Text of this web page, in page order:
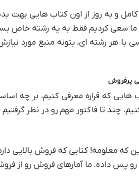
کامل و به روز از اون کتاب هایی
سعی کردیم فقط به یه رشته خاص
هر رشته ای، بتونه منبع مورد
پرفروش
که قراره معرفی کنیم، بر چه
چند تا فاکتور مهم رو در نظر
که معلومه! کتابی که فروش بالایی
پس داده. ما آمارهای فروش رو از